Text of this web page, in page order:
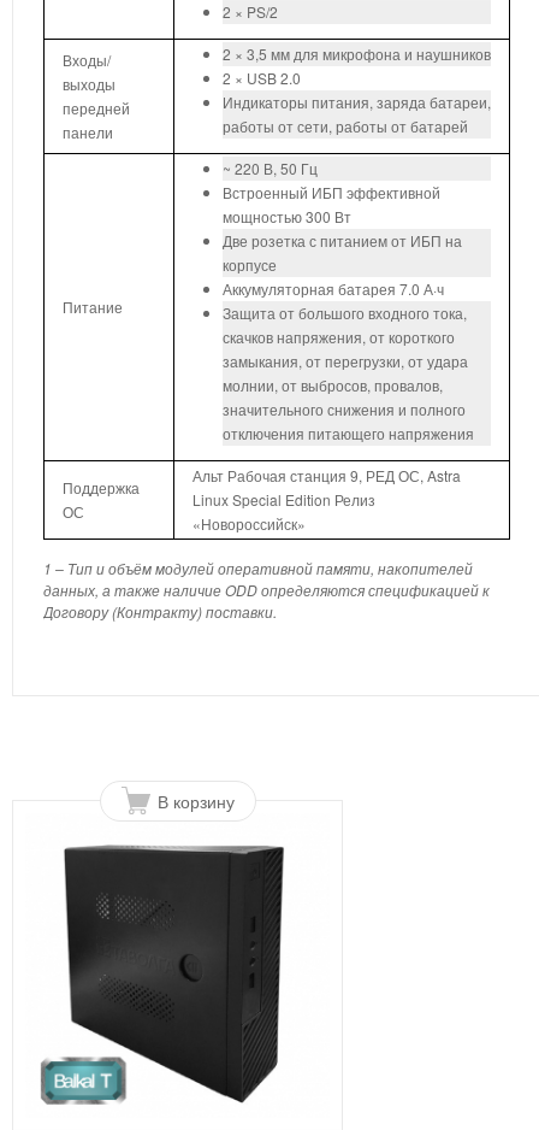
2 × PS/2
Входы/
выходы
передней
панели
2 × 3,5 мм для микрофона и наушников
2 × USB 2.0
Индикаторы питания, заряда батареи,
работы от сети, работы от батарей
Питание
~ 220 В, 50 Гц
Встроенный ИБП эффективной
мощностью 300 Вт
Две розетка с питанием от ИБП на
корпусе
Аккумуляторная батарея 7.0 А·ч
Защита от большого входного тока,
скачков напряжения, от короткого
замыкания, от перегрузки, от удара
молнии, от выбросов, провалов,
значительного снижения и полного
отключения питающего напряжения
Поддержка
ОС
Альт Рабочая станция 9, РЕД ОС, Astra
Linux Special Edition Релиз
«Новороссийск»
1 – Тип и объём модулей оперативной памяти, накопителей
данных, а также наличие ODD определяются спецификацией к
Договору (Контракту) поставки.
В корзину